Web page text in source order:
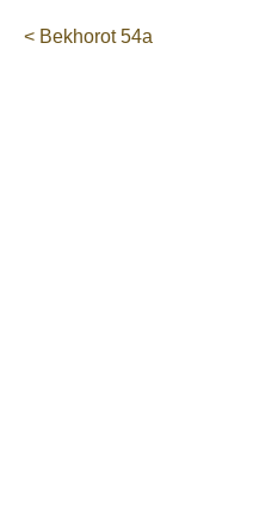
< Bekhorot 54a